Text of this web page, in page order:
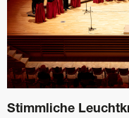
Stimmliche